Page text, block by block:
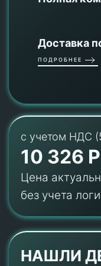
Доставка
ПОДРОБНЕЕ
с учетом НДС
10 326
Цена
без учета
НАШЛИ